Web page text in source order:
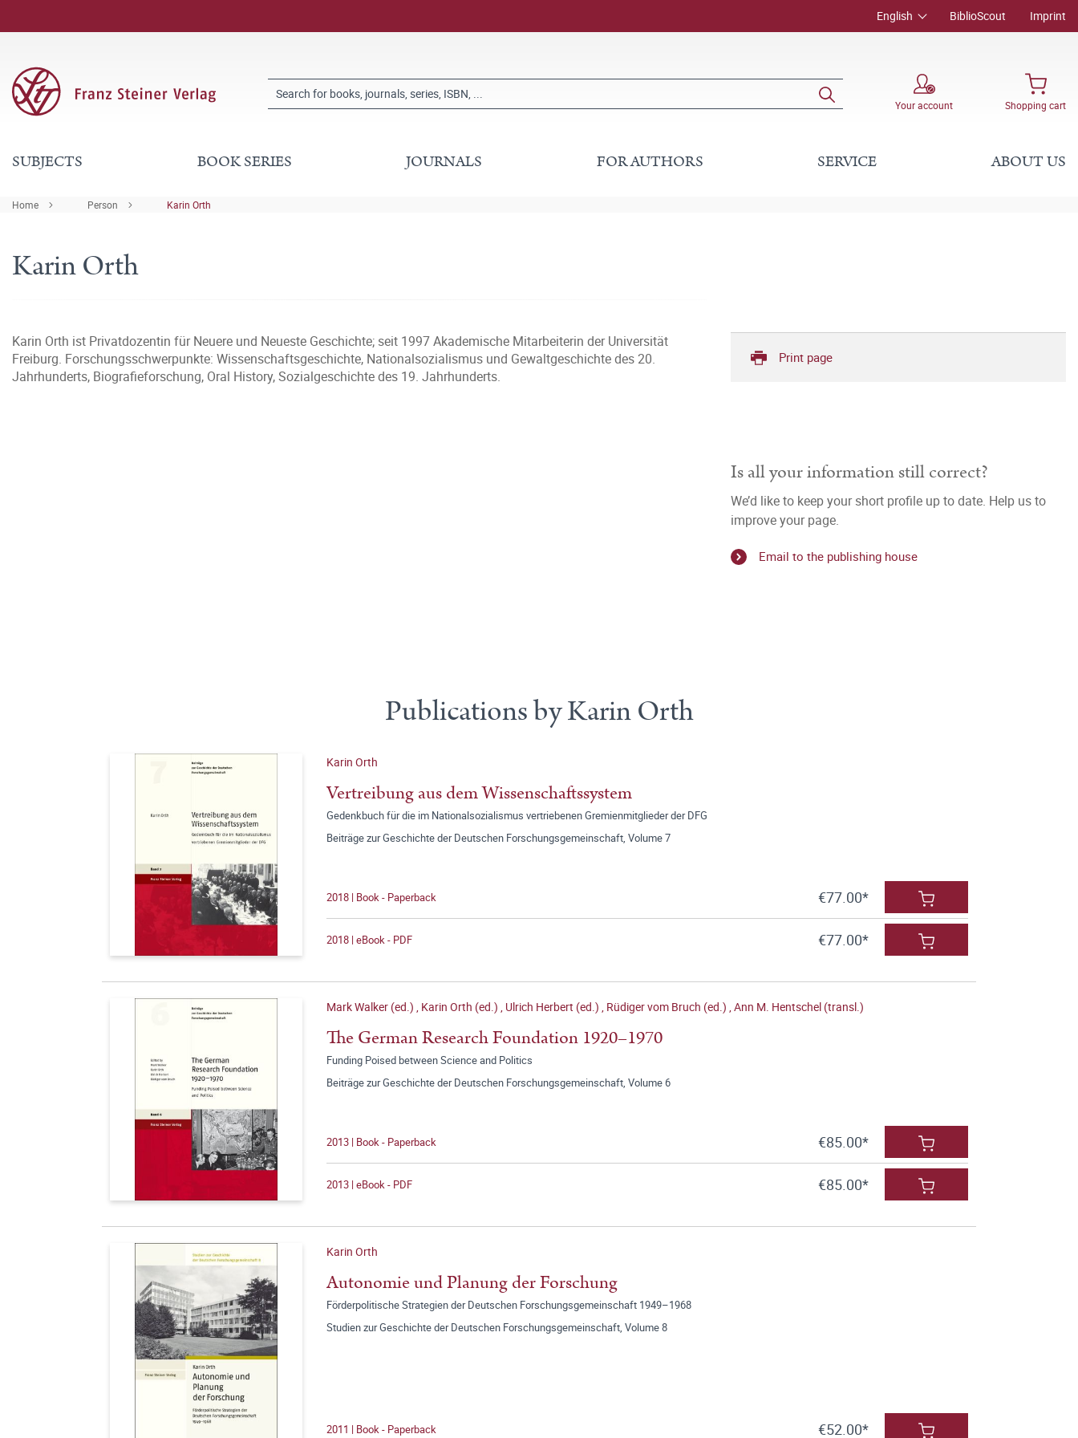
English BiblioScout Imprint
Your account Shopping cart
SUBJECTS BOOK SERIES JOURNALS FOR AUTHORS SERVICE ABOUT US
Home Person Karin Orth
Karin Orth
Karin Orth ist Privatdozentin für Neuere und Neueste Geschichte; seit 1997 Akademische Mitarbeiterin der Universität
Freiburg. Forschungsschwerpunkte: Wissenschaftsgeschichte, Nationalsozialismus und Gewaltgeschichte des 20.
Jahrhunderts, Biografieforschung, Oral History, Sozialgeschichte des 19. Jahrhunderts.
Print page
Is all your information still correct?
We’d like to keep your short profile up to date. Help us to
improve your page.
Email to the publishing house
Publications by Karin Orth
Karin Orth
Vertreibung aus dem Wissenschaftssystem
Gedenkbuch für die im Nationalsozialismus vertriebenen Gremienmitglieder der DFG
Beiträge zur Geschichte der Deutschen Forschungsgemeinschaft, Volume 7
2018 | Book - Paperback €77.00*
2018 | eBook - PDF €77.00*
Mark Walker (ed.) , Karin Orth (ed.) , Ulrich Herbert (ed.) , Rüdiger vom Bruch (ed.) ,Ann M. Hentschel (transl.)
The German Research Foundation 1920–1970
Funding Poised between Science and Politics
Beiträge zur Geschichte der Deutschen Forschungsgemeinschaft, Volume 6
2013 | Book - Paperback €85.00*
2013 | eBook - PDF €85.00*
Karin Orth
Autonomie und Planung der Forschung
Förderpolitische Strategien der Deutschen Forschungsgemeinschaft 1949–1968
Studien zur Geschichte der Deutschen Forschungsgemeinschaft, Volume 8
2011 | Book - Paperback €52.00*